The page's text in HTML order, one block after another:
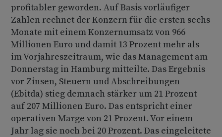
profitabler geworden. Auf Basis vorläufiger
Zahlen rechnet der Konzern für die ersten sechs
Monate mit einem Konzernumsatz von 966
Millionen Euro und damit 13 Prozent mehr als
im Vorjahreszeitraum, wie das Management am
Donnerstag in Hamburg mitteilte. Das Ergebnis
vor Zinsen, Steuern und Abschreibungen
(Ebitda) stieg demnach stärker um 21 Prozent
auf 207 Millionen Euro. Das entspricht einer
operativen Marge von 21 Prozent. Vor einem
Jahr lag sie noch bei 20 Prozent. Das eingeleitete